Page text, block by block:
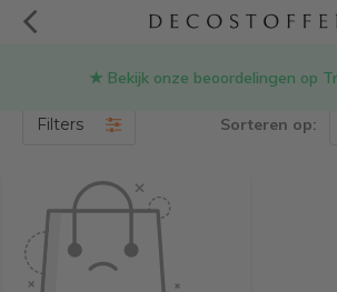
★ Bekijk onze beoordelingen op
Producten getagd met
Filters Sorteren op: